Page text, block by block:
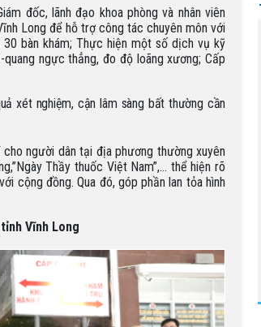
đốc, lãnh đạo khoa phòng và nhân viên
Long để hỗ trợ công tác chuyên môn với
bàn khám; Thực hiện một số dịch vụ kỹ
ngực thẳng, đo độ loãng xương; Cấp
xét nghiệm, cận lâm sàng bất thường cần
người dân tại địa phương thường xuyên
Thầy thuốc Việt Nam”,… thể hiện rõ
cộng đồng. Qua đó, góp phần lan tỏa hình
Vĩnh Long